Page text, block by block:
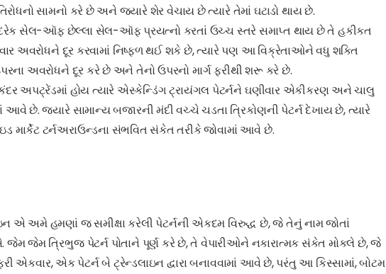
સામનો કરે છે અને જ્યારે શેર વેચાય છે ત્યારે તેમાં ઘટાડો થાય છે.
દરેક સેલ-ઑફ છેલ્લા સેલ-ઑફ પ્રયત્નો કરતાં ઉચ્ચ સ્તરે સમાપ્ત થાય છે તે હકીકત
અવરોધને દૂર કરવામાં નિષ્ફળ થઈ શકે છે, ત્યારે પણ આ વિક્રેતાઓને વધુ શક્તિ
અવરોધને દૂર કરે છે અને તેનો ઉપરનો માર્ગ ફરીથી શરૂ કરે છે.
અપટ્રેંડમાં હોય ત્યારે એસ્કેન્ડિંગ ટ્રાયંગલ પેટર્નને ઘણીવાર એકીકરણ અને ચાલુ
આવે છે. જ્યારે સામાન્ય બજારની મંદી વચ્ચે ચડતા ત્રિકોણની પેટર્ન દેખાય છે, ત્યારે
માર્કેટ ટર્નઅરાઉન્ડના સંભવિત સંકેત તરીકે જોવામાં આવે છે.
એ અમે હમણાં જ સમીક્ષા કરેલી પેટર્નની એકદમ વિરુદ્ધ છે, જે તેનું નામ જોતાં
જેમ ત્રિભુજ પેટર્ન પોતાને પૂર્ણ કરે છે, તે વેપારીઓને નકારાત્મક સંકેત મોકલે છે, જે
એકવાર, એક પેટર્ન બે ટ્રેન્ડલાઇન દ્વારા બનાવવામાં આવે છે, પરંતુ આ કિસ્સામાં, બોટમ